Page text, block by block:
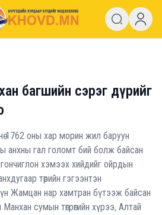
багшийн сэрэг дүрийг
1762 оны хар морин жил баруун
анхны гал голомт бий болж байсан
хэмээх хийдийг ойрдын
төрийн гэгээнтэн
Жамцан нар хамтран бүтээж байсан
сумын төгрөгийн хүрээ, Алтай